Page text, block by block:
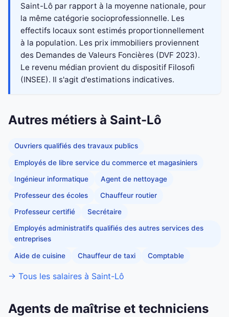
Saint-Lô par rapport à la moyenne nationale, pour
la même catégorie socioprofessionnelle. Les
effectifs locaux sont estimés proportionnellement
à la population. Les prix immobiliers proviennent
des Demandes de Valeurs Foncières (DVF 2023).
Le revenu médian provient du dispositif Filosofi
(INSEE). Il s'agit d'estimations indicatives.
Autres métiers à Saint-Lô
Ouvriers qualifiés des travaux publics
Employés de libre service du commerce et magasiniers
Ingénieur informatique Agent de nettoyage
Professeur des écoles Chauffeur routier
Professeur certifié Secrétaire
Employés administratifs qualifiés des autres services des
entreprises
Aide de cuisine Chauffeur de taxi Comptable
→ Tous les salaires à Saint-Lô
Agents de maîtrise et techniciens